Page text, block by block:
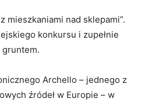
mieszkaniami nad sklepami”.
konkursu i zupełnie
Archello – jednego z
źródeł w Europie – w